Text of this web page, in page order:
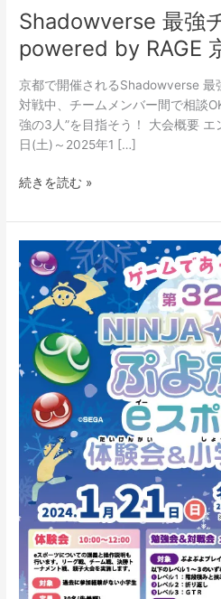
Shadowverse 最強
powered by RAGE
京都で開催されるShadowverse 最
対戦中、チームメンバー間で相談
強の3人”を目指そう！ 大会概要
日(土)～2025年1 […]
RAGE
京
都
選
1/26(日)
続きを読む »
32
回
NINJACUP
ぷ
ぷ
ポ
ー
ツ
体
験
会
＆
勉